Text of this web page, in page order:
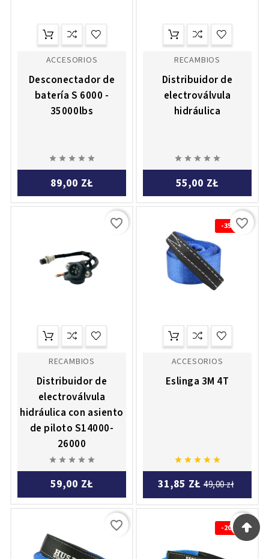
ACCESORIOS
Desconectador de
batería S 6000 -
35000lbs
    
89,00 ZŁ
RECAMBIOS
Distribuidor de
electroválvula
hidráulica
    
55,00 ZŁ
RECAMBIOS
Distribuidor de
electroválvula
hidráulica con asiento
de piloto S14000-
26000
    
59,00 ZŁ
favorite_border -35%
ACCESORIOS
Eslinga 3M 4T
    
31,85 ZŁ 49,00 zł
favorite_border
favorite_border -20%favorite_border